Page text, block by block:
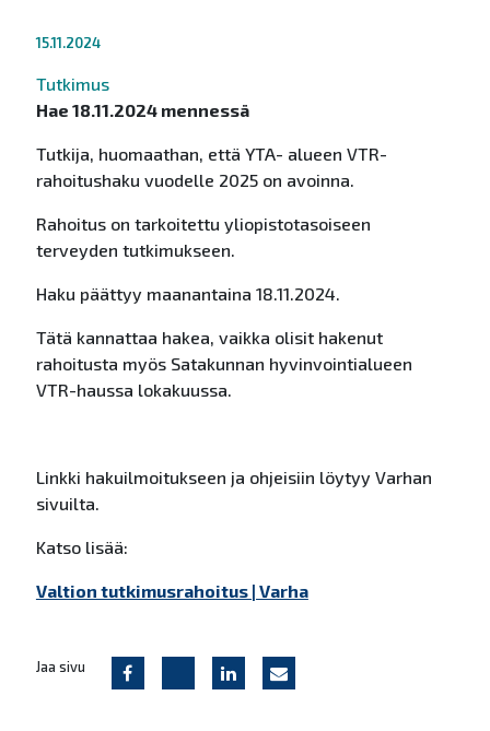
15.11.2024
Tutkimus
Hae 18.11.2024 mennessä
Tutkija, huomaathan, että YTA- alueen VTR-
rahoitushaku vuodelle 2025 on avoinna.
Rahoitus on tarkoitettu yliopistotasoiseen
terveyden tutkimukseen.
Haku päättyy maanantaina 18.11.2024.
Tätä kannattaa hakea, vaikka olisit hakenut
rahoitusta myös Satakunnan hyvinvointialueen
VTR-haussa lokakuussa.
Linkki hakuilmoitukseen ja ohjeisiin löytyy Varhan
sivuilta.
Katso lisää:
Valtion tutkimusrahoitus | Varha
Jaa sivu